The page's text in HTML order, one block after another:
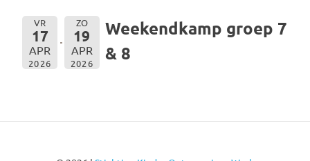
VR
17
APR
2026
ZO
19
APR
2026
Weekendkamp groep 7
& 8